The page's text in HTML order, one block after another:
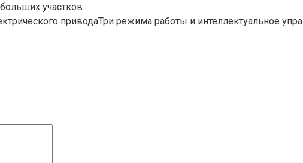
участков
приводаТри режима работы и интеллектуальное